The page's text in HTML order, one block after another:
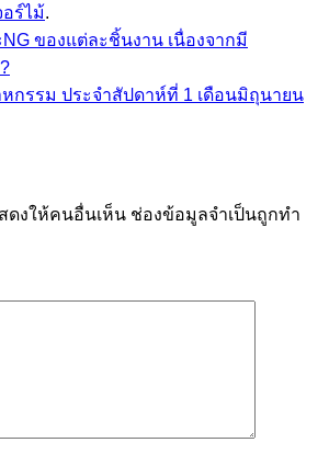
อร์ไม้.
ของแต่ละชิ้นงาน เนื่องจากมี
กรรม ประจำสัปดาห์ที่ 1 เดือนมิถุนายน
ดงให้คนอื่นเห็น ช่องข้อมูลจำเป็นถูกทำ